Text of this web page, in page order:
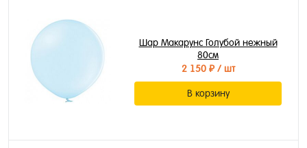
Шар Макарунс Голубой нежный
80см
2 150 ₽/ шт
В корзину